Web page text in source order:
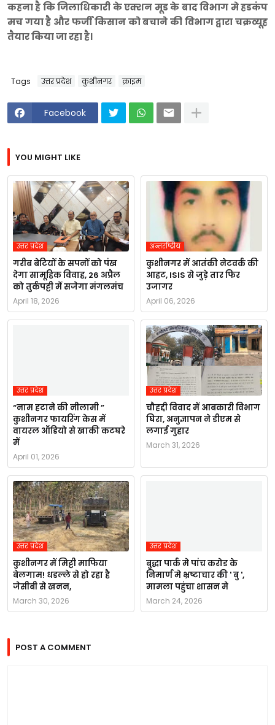
कहना है कि जिलाधिकारी के एक्शन मूड के बाद विभाग मे हडकंप
मच गया है और फर्जी किसान को बचाने की विभाग द्वारा चक्रव्यूह
तैयार किया जा रहा है।
Tags उत्तर प्रदेश कुशीनगर क्राइम
Facebook
YOU MIGHT LIKE
उत्तर प्रदेश
गरीब बेटियों के सपनों को पंख
देगा सामूहिक विवाह, 26 अप्रैल
को तुर्कपट्टी में सजेगा मंगलमंच
April 18, 2026
अन्तर्राष्ट्रीय
कुशीनगर में आतंकी नेटवर्क की
आहट, ISIS से जुड़े तार फिर
उजागर
April 06, 2026
उत्तर प्रदेश
“नाम हटाने की नीलामी ”
कुशीनगर फायरिंग केस में
वायरल ऑडियो से खाकी कटघरे
में
April 01, 2026
उत्तर प्रदेश
चौहद्दी विवाद में आबकारी विभाग
घिरा, अनुज्ञापन ने डीएम से
लगाई गुहार
March 31, 2026
उत्तर प्रदेश
कुशीनगर में मिट्टी माफिया
बेलगाम! धडल्ले से हो रहा है
जेसीबी से खनन,
March 30, 2026
उत्तर प्रदेश
बुद्धा पार्क मे पांच करोड के
निमार्ण मे भ्रष्टाचार की ' बु ',
मामला पहुंचा शासन मे
March 24, 2026
POST A COMMENT